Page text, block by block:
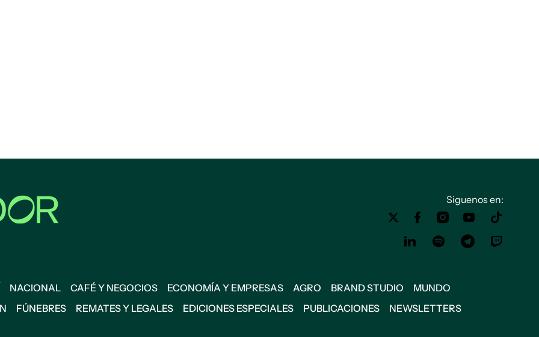
Siguenos en:
NACIONAL CAFÉ Y NEGOCIOS ECONOMÍA Y EMPRESAS AGRO BRAND STUDIO
MUNDO
FÚNEBRES REMATES Y LEGALES EDICIONES ESPECIALES PUBLICACIONES
NEWSLETTERS